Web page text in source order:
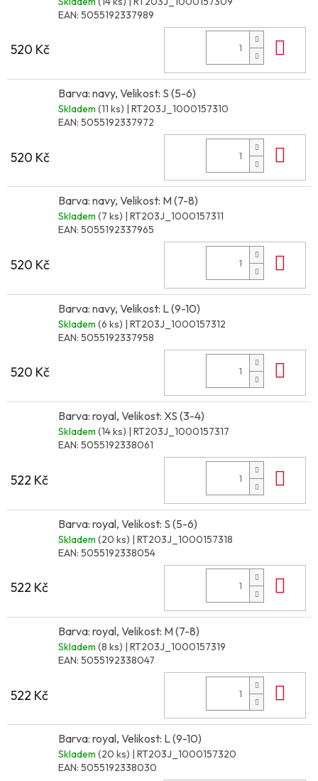
EAN: 5055192337989
520 Kč
Barva: navy, Velikost: S (5-6)
Skladem (11 ks) | RT203J_1000157310
EAN: 5055192337972
520 Kč
Barva: navy, Velikost: M (7-8)
Skladem (7 ks) | RT203J_1000157311
EAN: 5055192337965
520 Kč
Barva: navy, Velikost: L (9-10)
Skladem (6 ks) | RT203J_1000157312
EAN: 5055192337958
520 Kč
Barva: royal, Velikost: XS (3-4)
Skladem (14 ks) | RT203J_1000157317
EAN: 5055192338061
522 Kč
Barva: royal, Velikost: S (5-6)
Skladem (20 ks) | RT203J_1000157318
EAN: 5055192338054
522 Kč
Barva: royal, Velikost: M (7-8)
Skladem (8 ks) | RT203J_1000157319
EAN: 5055192338047
522 Kč
Barva: royal, Velikost: L (9-10)
Skladem (20 ks) | RT203J_1000157320
EAN: 5055192338030